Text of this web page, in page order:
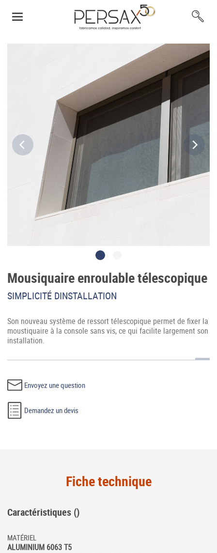
Generador de precios CYPE
Contactez-nous
France (Français)
Mousiquaire enroulable télescopique
SIMPLICITÉ DINSTALLATION
Son nouveau système de ressort télescopique permet de fixer la
moustiquaire à la console sans vis, ce qui facilite largement son
installation.
Envoyez une question
Demandez un devis
Fiche technique
Caractéristiques ()
MATÉRIEL
ALUMINIUM 6063 T5